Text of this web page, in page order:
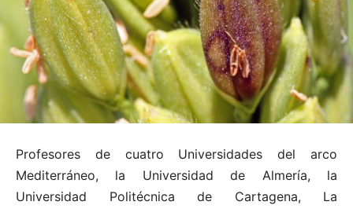
Profesores de cuatro Universidades del arco
Mediterráneo, la Universidad de Almería, la
Universidad Politécnica de Cartagena, La